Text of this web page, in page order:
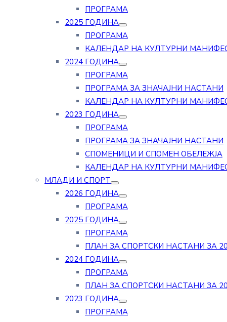
ПРОГРАМА
2025 ГОДИНА
ПРОГРАМА
КАЛЕНДАР НА КУЛТУРНИ
2024 ГОДИНА
ПРОГРАМА
ПРОГРАМА ЗА ЗНАЧАЈНИ НАСТАНИ
КАЛЕНДАР НА КУЛТУРНИ
2023 ГОДИНА
ПРОГРАМА
ПРОГРАМА ЗА ЗНАЧАЈНИ НАСТАНИ
СПОМЕНИЦИ И СПОМЕН ОБЕЛЕЖЈА
КАЛЕНДАР НА КУЛТУРНИ
МЛАДИ И СПОРТ
2026 ГОДИНА
ПРОГРАМА
2025 ГОДИНА
ПРОГРАМА
ПЛАН ЗА СПОРТСКИ НАСТАНИ ЗА
2024 ГОДИНА
ПРОГРАМА
ПЛАН ЗА СПОРТСКИ НАСТАНИ ЗА
2023 ГОДИНА
ПРОГРАМА